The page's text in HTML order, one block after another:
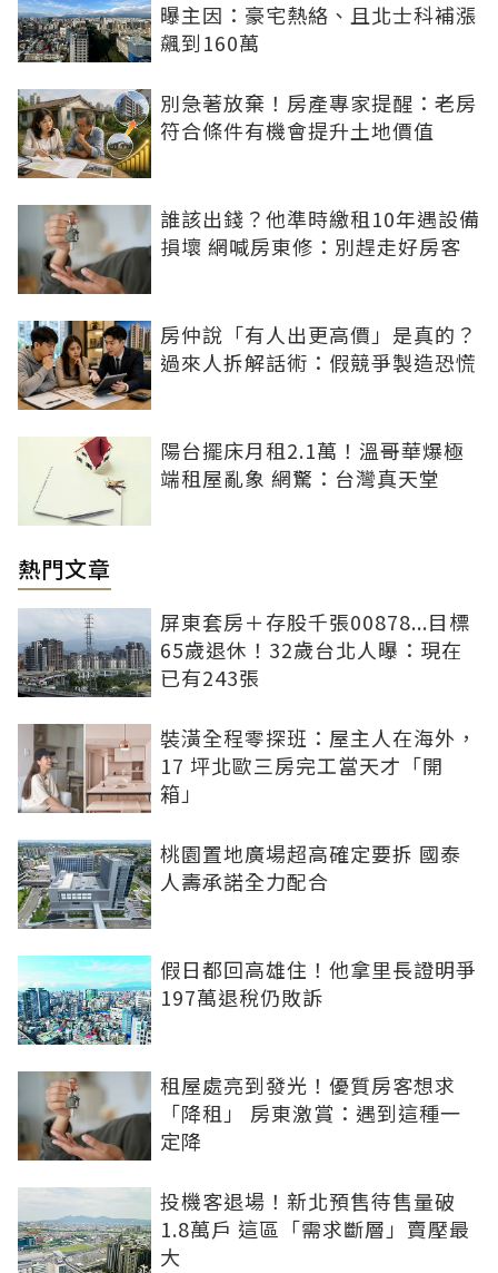
曝主因：豪宅熱絡、且北士科補漲
飆到160萬
別急著放棄！房產專家提醒：老房
符合條件有機會提升土地價值
誰該出錢？他準時繳租10年遇設備
損壞 網喊房東修：別趕走好房客
房仲說「有人出更高價」是真的？
過來人拆解話術：假競爭製造恐慌
陽台擺床月租2.1萬！溫哥華爆極
端租屋亂象 網驚：台灣真天堂
熱門文章
屏東套房＋存股千張00878...目標
65歲退休！32歲台北人曝：現在
已有243張
裝潢全程零探班：屋主人在海外，
17 坪北歐三房完工當天才「開
箱」
桃園置地廣場超高確定要拆 國泰
人壽承諾全力配合
假日都回高雄住！他拿里長證明爭
197萬退稅仍敗訴
租屋處亮到發光！優質房客想求
「降租」 房東激賞：遇到這種一
定降
投機客退場！新北預售待售量破
1.8萬戶 這區「需求斷層」賣壓最
大